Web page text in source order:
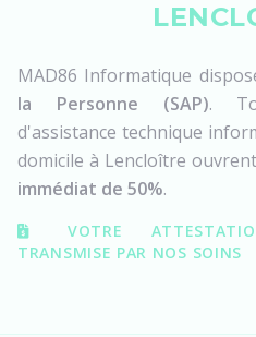
MAD86 Informatique
la Personne (SAP).
d'assistance technique
domicile à Lencloître
immédiat de 50%.
VOTRE
TRANSMISE PAR NOS SOINS